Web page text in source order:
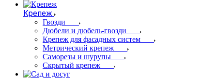
Крепеж
Гвозди
Дюбели и дюбель-гвозди
Крепеж для фасадных систем
Метрический крепеж
Саморезы и шурупы
Скрытый крепеж